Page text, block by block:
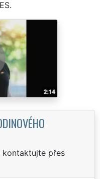
kontaktujte přes